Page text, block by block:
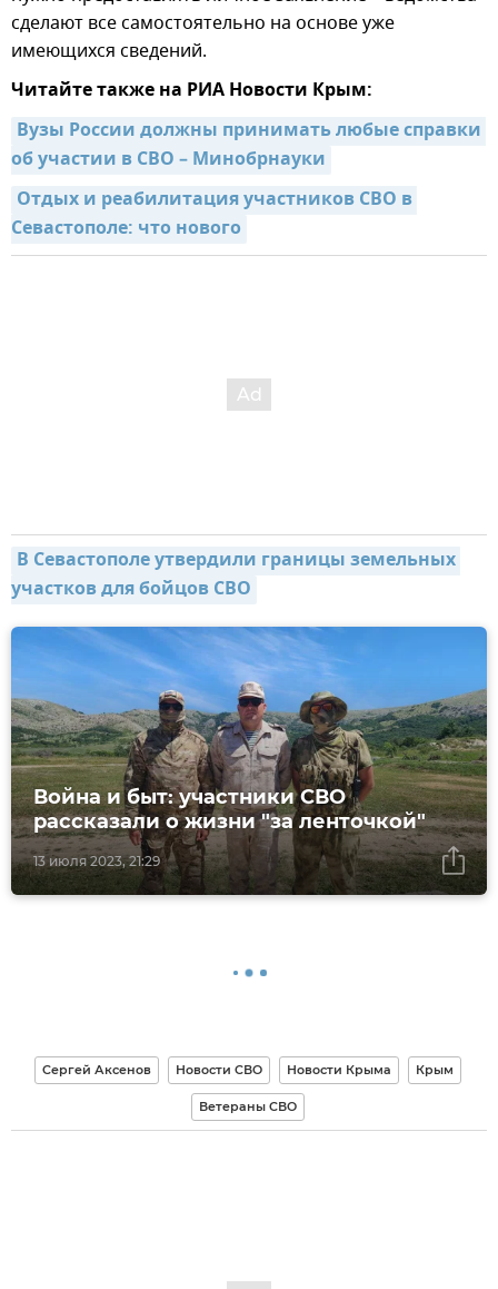
сделают все самостоятельно на основе уже
имеющихся сведений.
Читайте также на РИА Новости Крым:
Вузы России должны принимать любые справки
об участии в СВО – Минобрнауки
Отдых и реабилитация участников СВО в
Севастополе: что нового
В Севастополе утвердили границы земельных
участков для бойцов СВО
13 июля 2023, 21:29
Война и быт: участники СВО
рассказали о жизни "за ленточкой"
Сергей Аксенов Новости СВО Новости Крыма Крым
Ветераны СВО